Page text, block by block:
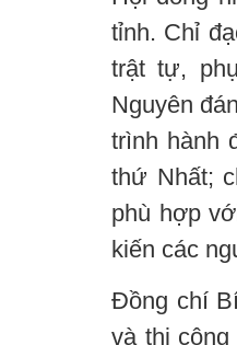
tỉnh. Chỉ
trật tự,
Nguyên
trình hành
thứ Nhất;
phù hợp
kiến các
Đồng chí
và thi